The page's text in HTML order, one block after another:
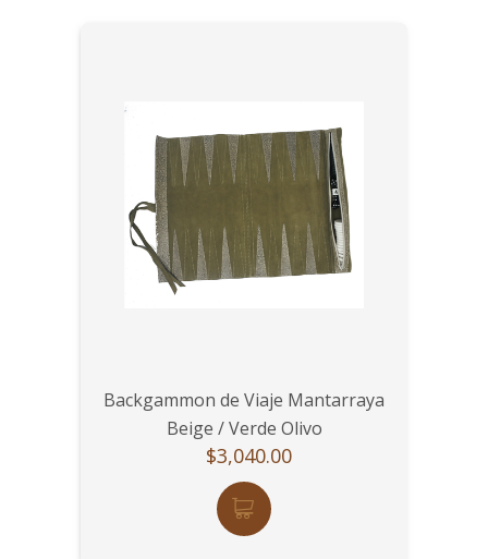
Backgammon de Viaje Mantarraya
Beige / Verde Olivo
$3,040.00